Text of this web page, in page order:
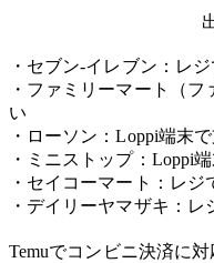
・セブン-イレブン：レ
・ファミリーマート（
い
・ローソン：Loppi端末
・ミニストップ：Loppi
・セイコーマート：レジ
・デイリーヤマザキ：レ
Temuでコンビニ決済に